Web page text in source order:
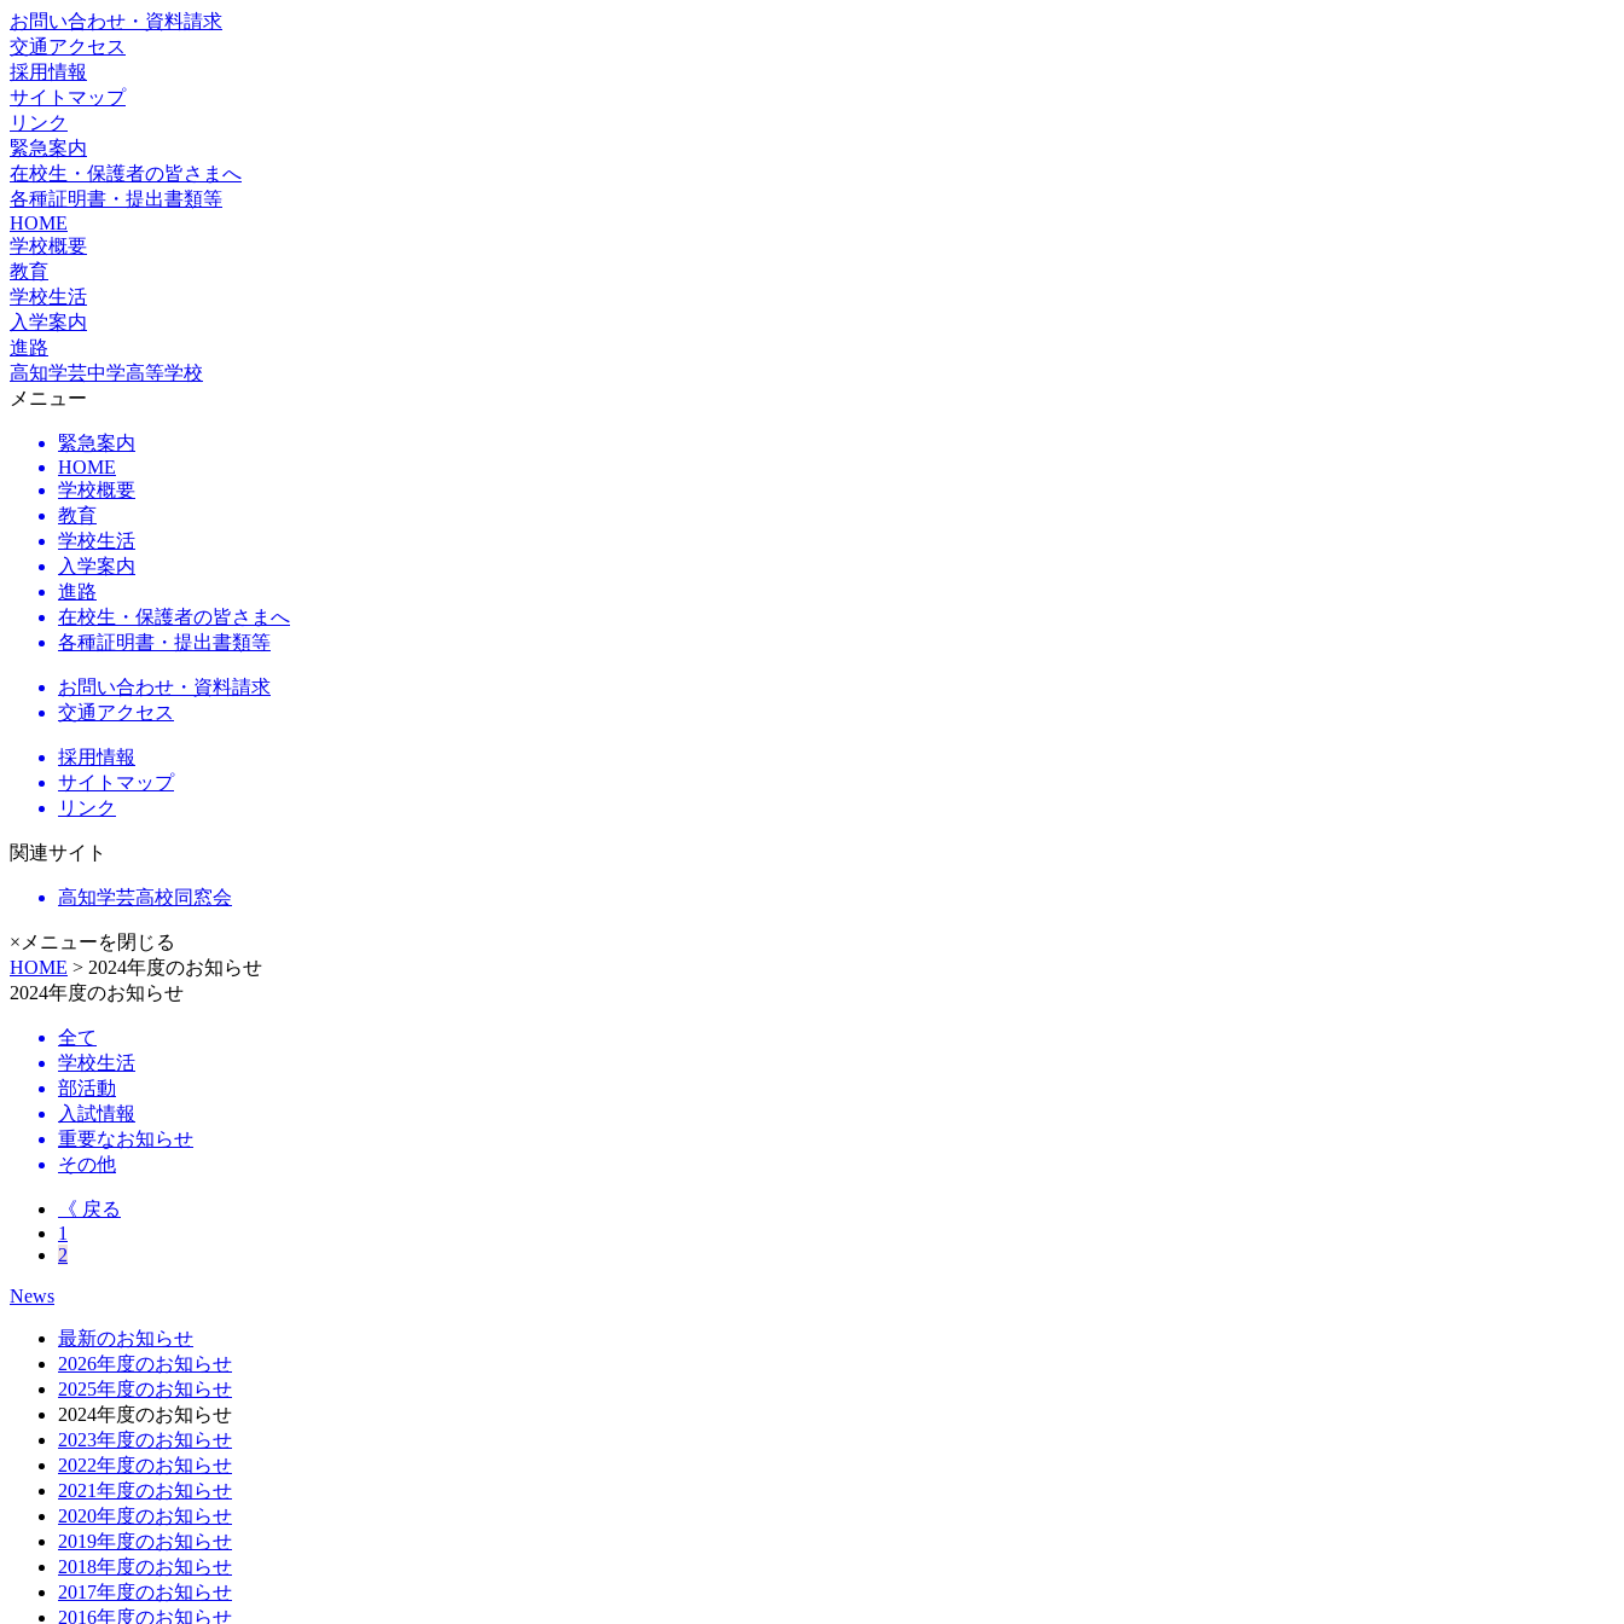
お問い合わせ・資料請求
交通アクセス
採用情報
サイトマップ
リンク
緊急案内
在校生・保護者の皆さまへ
各種証明書・提出書類等
HOME
学校概要
教育
学校生活
入学案内
進路
高知学芸中学高等学校
メニュー
緊急案内
HOME
学校概要
教育
学校生活
入学案内
進路
在校生・保護者の皆さまへ
各種証明書・提出書類等
お問い合わせ・資料請求
交通アクセス
採用情報
サイトマップ
リンク
関連サイト
高知学芸高校同窓会
×メニューを閉じる
HOME > 2024年度のお知らせ
2024年度のお知らせ
全て
学校生活
部活動
入試情報
重要なお知らせ
その他
《 戻る
1
2
News
最新のお知らせ
2026年度のお知らせ
2025年度のお知らせ
2024年度のお知らせ
2023年度のお知らせ
2022年度のお知らせ
2021年度のお知らせ
2020年度のお知らせ
2019年度のお知らせ
2018年度のお知らせ
2017年度のお知らせ
2016年度のお知らせ